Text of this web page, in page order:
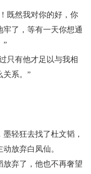
然我对你的好，你
了，等有一天你想通
”
有他才足以与我相
关系。”
轻狂去找了杜文韬，
放弃白凤仙。
弃了，他也不再奢望